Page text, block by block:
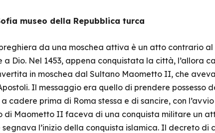
museo della Repubblica turca
da una moschea attiva è un atto contrario
a Dio. Nel 1453, appena conquistata la città, l’allora
in moschea dal Sultano Maometto II, che
Il messaggio era quello di prendere possesso
cadere prima di Roma stessa e di sancire, con
di Maometto II faceva di una conquista militare un
l’inizio della conquista islamica. Il decreto di